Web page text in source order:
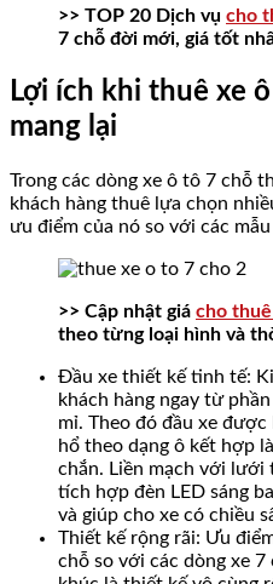
>> TOP 20 Dịch vụ cho
7 chỗ đời mới, giá tốt
Lợi ích khi thuê xe
mang lại
Trong các dòng xe ô tô 7 chỗ
khách hàng thuê lựa chọn
ưu điểm của nó so với các
>> Cập nhật giá cho
theo từng loại hình và
Đầu xe thiết kế tinh tế:
khách hàng ngay từ
mỉ. Theo đó đầu xe
hổ theo dạng ô kết hợp
chắn. Liền mạch với lưới
tích hợp đèn LED sáng
và giúp cho xe có chiều
Thiết kế rộng rãi: Ưu
chỗ so với các dòng xe